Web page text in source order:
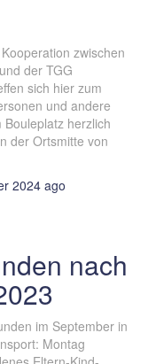
zwischen
der TGG
sich hier zum
und andere
herzlich
der Ortsmitte von
2024 ago
nach
im September in
Montag